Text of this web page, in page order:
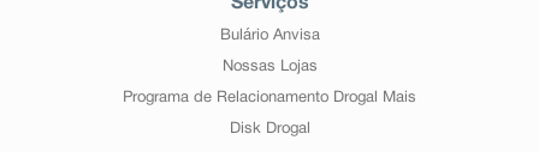
Serviços
Bulário Anvisa
Nossas Lojas
Programa de Relacionamento Drogal Mais
Disk Drogal